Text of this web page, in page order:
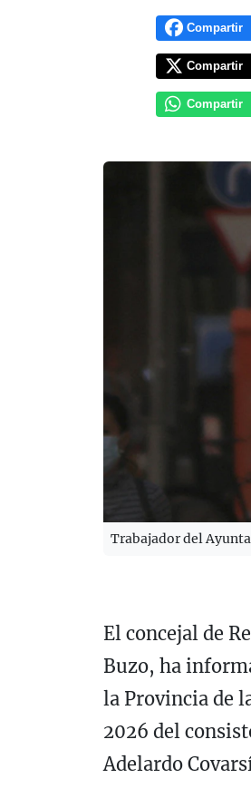
Compartir
Compartir
Compartir
Trabajador del
El concejal de
Buzo, ha
la Provincia de
2026 del
Adelardo